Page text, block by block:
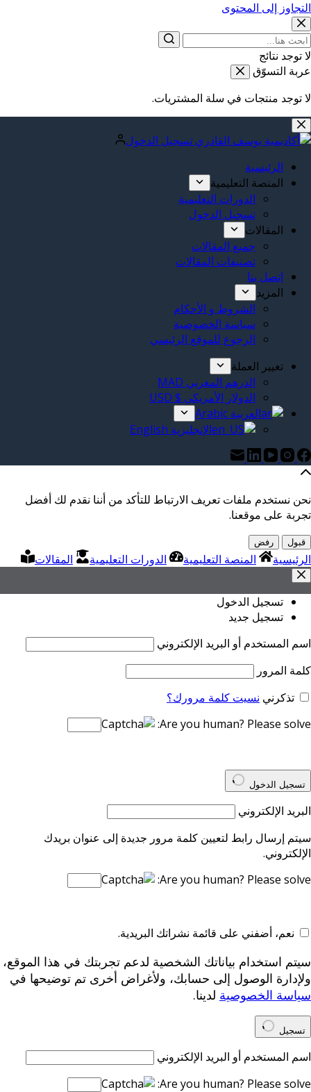
التجاوز إلى المحتوى
لا توجد نتائج
عربة التسوّق
لا توجد منتجات في سلة المشتريات.
تسجيل الدخول
الرئيسية
المنصة التعليمية
الدورات التعليمية
تسجيل الدخول
المقالات
جميع المقالات
تصنيفات المقالات
إتصل بنا
المزيد
الشروط و الأحكام
سياسة الخصوصية
الرجوع للموقع الرئيسي
تغيير العملة
الدرهم المغربي MAD
الدولار الأمريكي $ USD
العربية Arabic
الإنجليزية English
نحن نستخدم ملفات تعريف الارتباط للتأكد من أننا نقدم لك أفضل
تجربة على موقعنا.
قبول رفض
الرئيسية المنصة التعليمية الدورات التعليمية المقالات
تسجيل الدخول
تسجيل جديد
اسم المستخدم أو البريد الإلكتروني
كلمة المرور
تذكرني نسيت كلمة مرورك؟
Are you human? Please solve:
تسجيل الدخول
البريد الإلكتروني
سيتم إرسال رابط لتعيين كلمة مرور جديدة إلى عنوان بريدك
الإلكتروني.
Are you human? Please solve:
نعم، أضفني على قائمة نشراتك البريدية.
سيتم استخدام بياناتك الشخصية لدعم تجربتك في هذا الموقع،
ولإدارة الوصول إلى حسابك، ولأغراض أخرى تم توضيحها في
سياسة الخصوصية لدينا.
تسجيل
اسم المستخدم أو البريد الإلكتروني
Are you human? Please solve: